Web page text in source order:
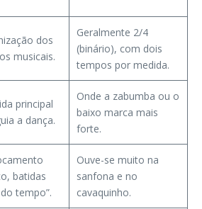
dos
musicais.
Geralmente 2/4
(binário), com dois
tempos por medida.
principal
a dança.
Onde a zabumba ou o
baixo marca mais
forte.
batidas
tempo”.
Ouve-se muito na
sanfona e no
cavaquinho.